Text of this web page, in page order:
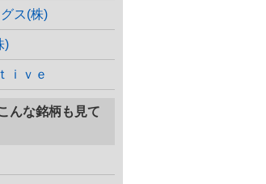
ス(株)
)
ｉｖｅ
んな銘柄も見て